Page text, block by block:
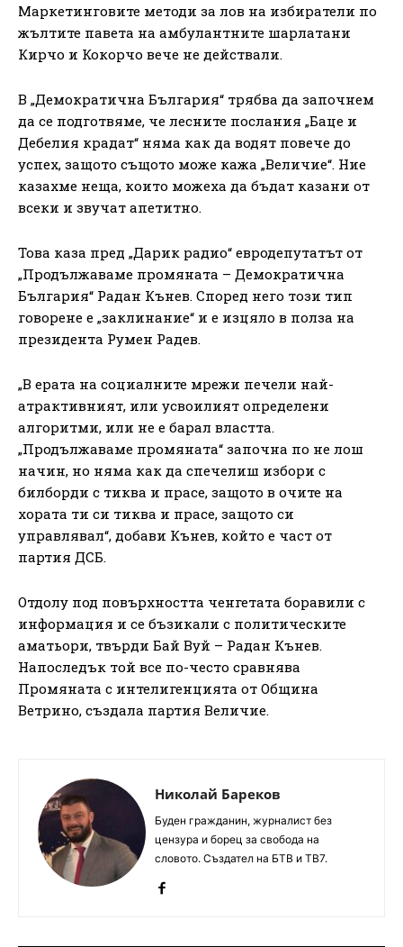
Маркетинговите методи за лов на избиратели по
жълтите павета на амбулантните шарлатани
Кирчо и Кокорчо вече не действали.
В „Демократична България“ трябва да започнем
да се подготвяме, че лесните послания „Баце и
Дебелия крадат“ няма как да водят повече до
успех, защото същото може кажа „Величие“. Ние
казахме неща, които можеха да бъдат казани от
всеки и звучат апетитно.
Това каза пред „Дарик радио“ евродепутатът от
„Продължаваме промяната – Демократична
България“ Радан Кънев. Според него този тип
говорене е „заклинание“ и е изцяло в полза на
президента Румен Радев.
„В ерата на социалните мрежи печели най-
атрактивният, или усвоилият определени
алгоритми, или не е барал властта.
„Продължаваме промяната“ започна по не лош
начин, но няма как да спечелиш избори с
билборди с тиква и прасе, защото в очите на
хората ти си тиква и прасе, защото си
управлявал“, добави Кънев, който е част от
партия ДСБ.
Отдолу под повърхността ченгетата боравили с
информация и се бъзикали с политическите
аматьори, твърди Бай Вуй – Радан Кънев.
Напоследък той все по-често сравнява
Промяната с интелигенцията от Община
Ветрино, създала партия Величие.
Николай Бареков
Буден гражданин, журналист без
цензура и борец за свобода на
словото. Създател на БТВ и ТВ7.